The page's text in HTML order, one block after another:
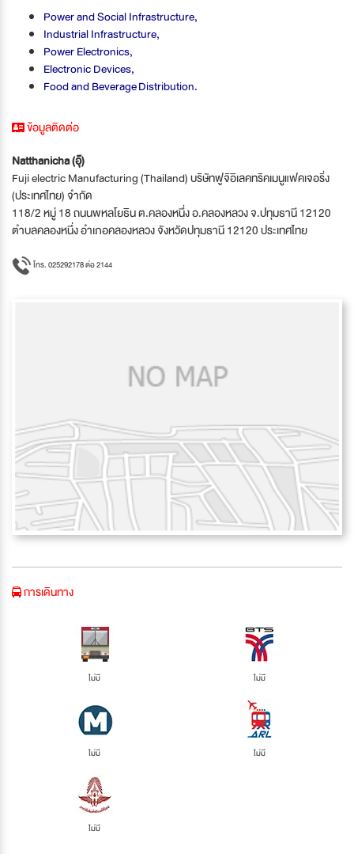
Power and Social Infrastructure,
Industrial Infrastructure,
Power Electronics,
Electronic Devices,
Food and Beverage Distribution.
ข้อมูลติดต่อ
Natthanicha (อุ๊)
Fuji electric Manufacturing (Thailand) บริษัทฟูจิอิเลคทริคเมนูแฟคเจอริ่ง
(ประเทศไทย) จำกัด
118/2 หมู่ 18 ถนนพหลโยธิน ต.คลองหนึ่ง อ.คลองหลวง จ.ปทุมธานี 12120
ตำบลคลองหนึ่ง อำเภอคลองหลวง จังหวัดปทุมธานี 12120 ประเทศไทย
โทร. 025292178 ต่อ 2144
การเดินทาง
ไม่มี ไม่มี
ไม่มี ไม่มี
ไม่มี